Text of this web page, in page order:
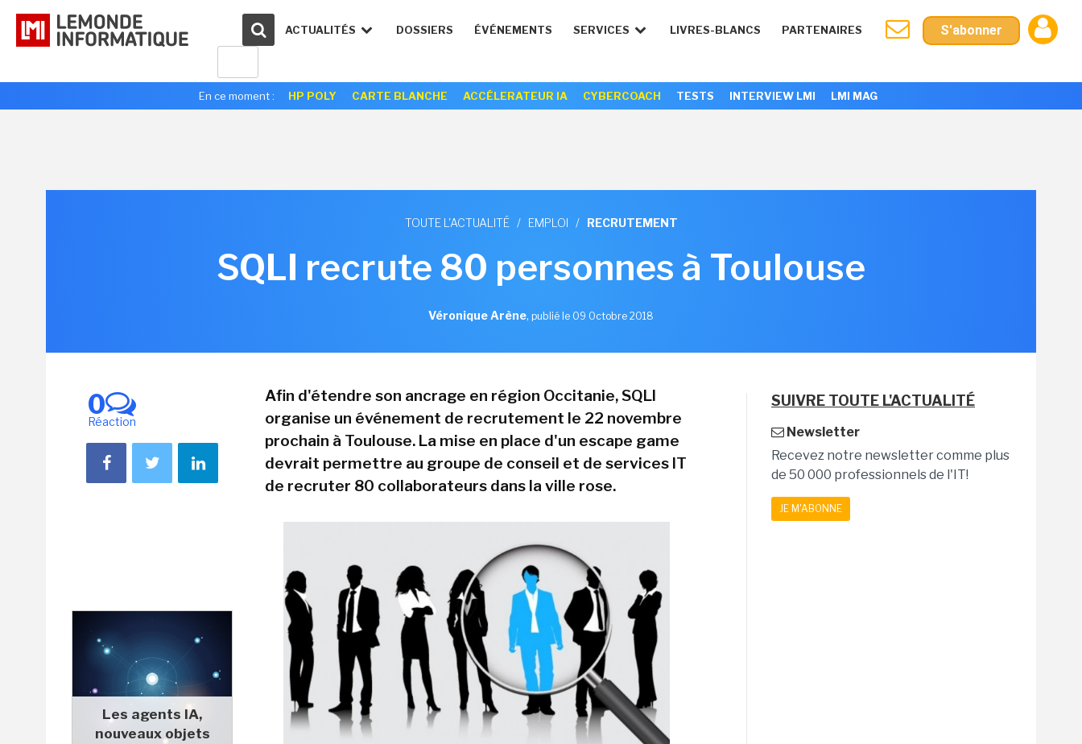
ACTUALITÉS DOSSIERS ÉVÉNEMENTS SERVICES LIVRES-BLANCS PARTENAIRES S'abonner
En ce moment : HP POLY CARTE BLANCHE ACCÉLERATEUR IA CYBERCOACH TESTS INTERVIEW LMI LMI MAG
TOUTE L'ACTUALITÉ / EMPLOI / RECRUTEMENT
SQLI recrute 80 personnes à Toulouse
Véronique Arène, publié le 09 Octobre 2018
0
Réaction
Les agents IA,
nouveaux objets
Afin d'étendre son ancrage en région Occitanie, SQLI
organise un événement de recrutement le 22 novembre
prochain à Toulouse. La mise en place d'un escape game
devrait permettre au groupe de conseil et de services IT
de recruter 80 collaborateurs dans la ville rose.
SUIVRE TOUTE L'ACTUALITÉ
Newsletter
Recevez notre newsletter comme plus
de 50 000 professionnels de l'IT!
JE M'ABONNE